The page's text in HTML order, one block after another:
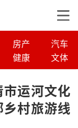
房产
汽车
健康 文体
运河文化
村旅游线